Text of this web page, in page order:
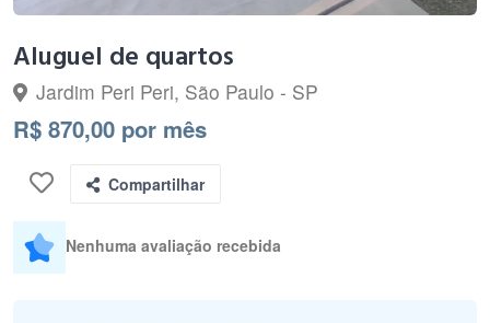
Aluguel de quartos
Jardim Peri Peri, São Paulo - SP
R$ 870,00 por mês
Compartilhar
Nenhuma avaliação recebida